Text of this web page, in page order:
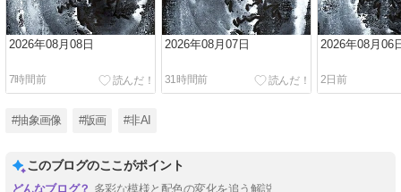
2026年08月08日
7時間前
2026年08月07日
31時間前
2026年08月06
2日前
#抽象画像 #版画 #非AI
このブログのここがポイント
多彩な模様と配色の変化を追う解説